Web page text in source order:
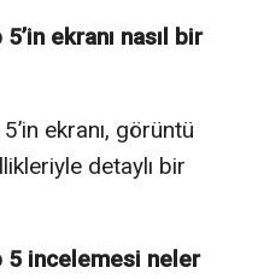
ekranı nasıl bir
ekranı, görüntü
detaylı bir
incelemesi neler